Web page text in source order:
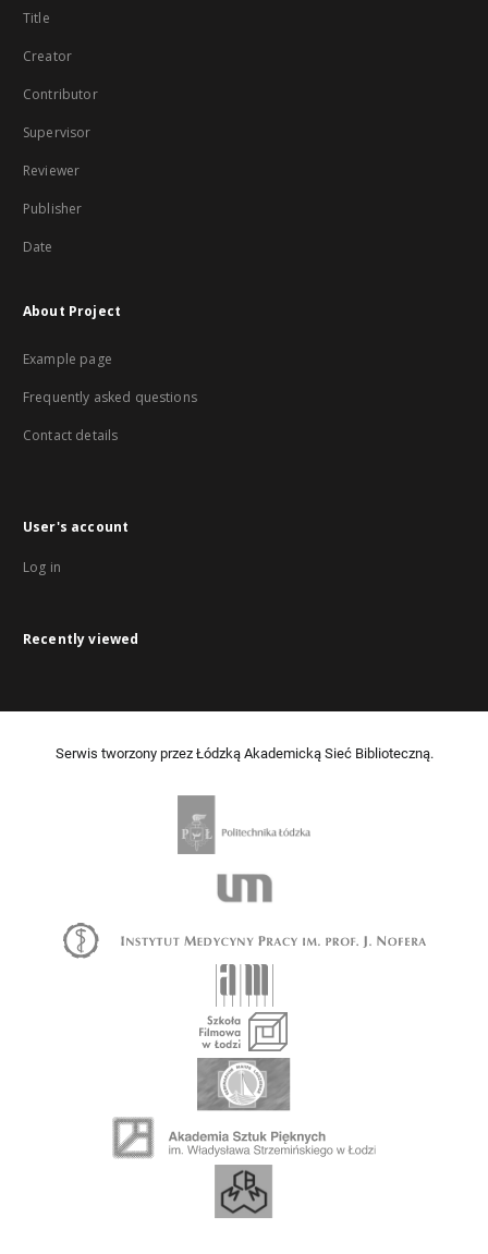
Title
Creator
Contributor
Supervisor
Reviewer
Publisher
Date
About Project
Example page
Frequently asked questions
Contact details
User's account
Log in
Recently viewed
Serwis tworzony przez Łódzką Akademicką Sieć Biblioteczną.